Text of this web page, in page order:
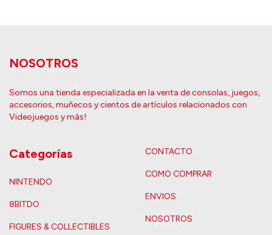
NOSOTROS
Somos una tienda especializada en la venta de consolas, juegos,
accesorios, muñecos y cientos de artículos relacionados con
Videojuegos y más!
Categorías
NINTENDO
8BITDO
FIGURES & COLLECTIBLES
CONTACTO
COMO COMPRAR
ENVIOS
NOSOTROS